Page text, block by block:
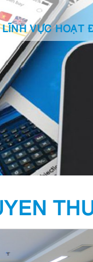
LĨNH VỰC HOẠT